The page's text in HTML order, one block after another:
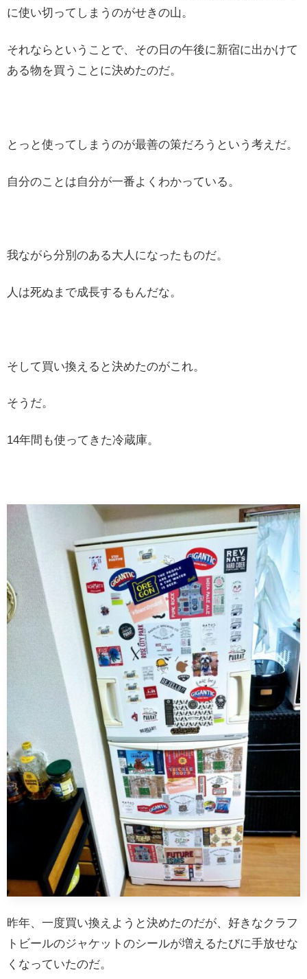
に使い切ってしまうのがせきの山。
それならということで、その日の午後に新宿に出かけて
ある物を買うことに決めたのだ。
とっと使ってしまうのが最善の策だろうという考えだ。
自分のことは自分が一番よくわかっている。
我ながら分別のある大人になったものだ。
人は死ぬまで成長するもんだな。
そして買い換えると決めたのがこれ。
そうだ。
14年間も使ってきた冷蔵庫。
昨年、一度買い換えようと決めたのだが、好きなクラフ
トビールのジャケットのシールが増えるたびに手放せな
くなっていたのだ。